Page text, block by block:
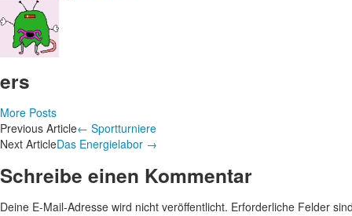
ers
More Posts
Artikel-
Navigation
Previous Article← Sportturniere
Next ArticleDas Energielabor →
Schreibe einen Kommentar
Deine E-Mail-Adresse wird nicht veröffentlicht. Erforderliche Felder